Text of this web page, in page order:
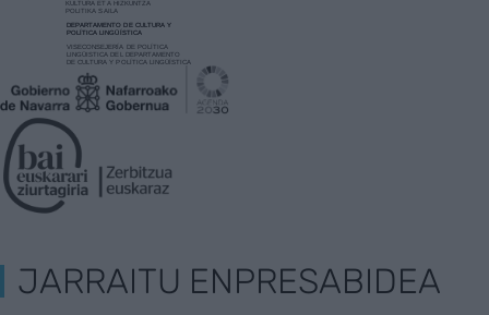
JARRAITU ENPRESABIDEA